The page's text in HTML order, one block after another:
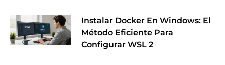
Instalar Docker En Windows: El
Método Eficiente Para
Configurar WSL 2